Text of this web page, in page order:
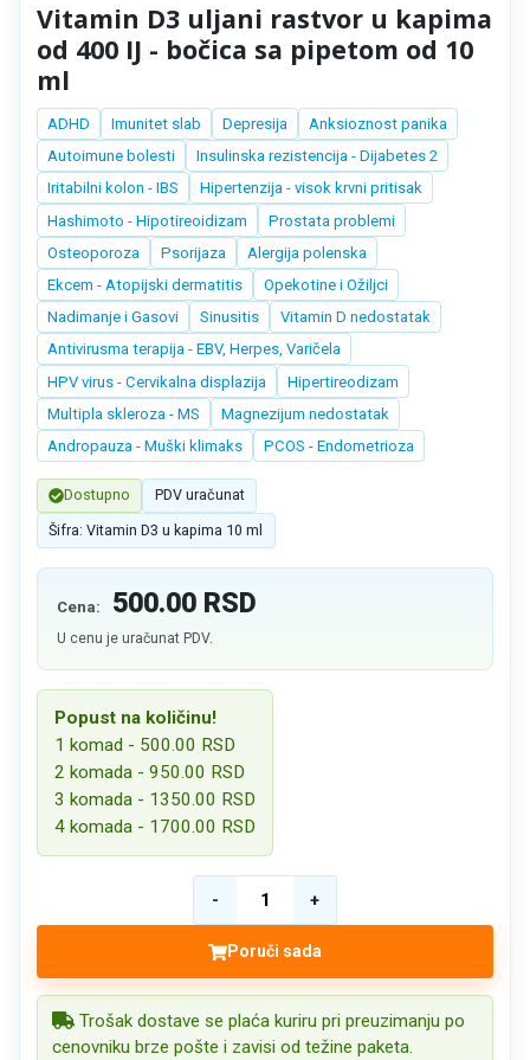
Vitamin D3 uljani rastvor u kapima
od 400 IJ - bočica sa pipetom od 10
ml
ADHD Imunitet slab Depresija
Anksioznost panika
Autoimune bolesti
Insulinska rezistencija - Dijabetes 2
Iritabilni kolon - IBS
Hipertenzija - visok krvni pritisak
Hashimoto - Hipotireoidizam
Prostata problemi
Osteoporoza
Psorijaza
Alergija polenska
Ekcem - Atopijski dermatitis
Opekotine i Ožiljci
Nadimanje i Gasovi
Sinusitis
Vitamin D nedostatak
Antivirusma terapija - EBV, Herpes, Varičela
HPV virus - Cervikalna displazija
Hipertireodizam
Multipla skleroza - MS
Magnezijum nedostatak
Andropauza - Muški klimaks
PCOS - Endometrioza
Dostupno
PDV uračunat
Šifra: Vitamin D3 u kapima 10 ml
Cena: 500.00RSD
U cenu je uračunat PDV.
Popust na količinu!
1 komad - 500.00 RSD
2 komada - 950.00 RSD
3 komada - 1350.00 RSD
4 komada - 1700.00 RSD
Poruči sada
Trošak dostave se plaća kuriru pri preuzimanju po
cenovniku brze pošte i zavisi od težine paketa.